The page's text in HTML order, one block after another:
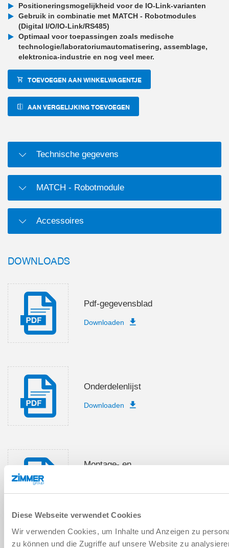
Diese Webseite verwendet Cookies
Wir verwenden Cookies, um Inhalte und Anzeigen zu
zu können und die Zugriffe auf unsere Website zu
Positioneringsmogelijkheid voor de IO-Link-varianten
Gebruik in combinatie met MATCH - Robotmodules
(Digital I/O/IO-Link/RS485)
Optimaal voor toepassingen zoals medische
technologie/laboratoriumautomatisering, assemblage,
elektronica-industrie en nog veel meer.
TOEVOEGEN AAN WINKELWAGENTJE
AAN VERGELIJKING TOEVOEGEN
Technische gegevens
MATCH - Robotmodule
Accessoires
DOWNLOADS
Pdf-gegevensblad
Downloaden
Onderdelenlijst
Downloaden
Montage- en
Downloaden